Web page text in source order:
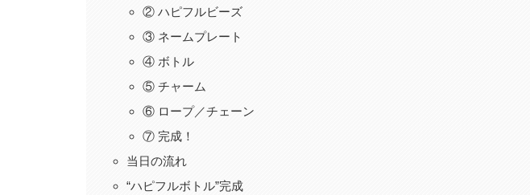
② ハピフルビーズ
③ ネームプレート
④ ボトル
⑤ チャーム
⑥ ロープ／チェーン
⑦ 完成！
当日の流れ
“ハピフルボトル”完成